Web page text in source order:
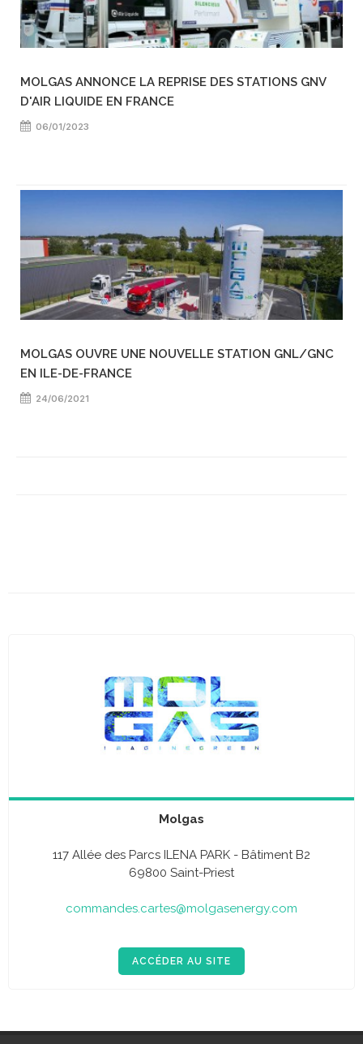
MOLGAS ANNONCE LA REPRISE DES STATIONS GNV
D'AIR LIQUIDE EN FRANCE
06/01/2023
MOLGAS OUVRE UNE NOUVELLE STATION GNL/GNC
EN ILE-DE-FRANCE
24/06/2021
Molgas
117 Allée des Parcs ILENA PARK - Bâtiment B2
69800 Saint-Priest
commandes.cartes@molgasenergy.com
ACCÉDER AU SITE